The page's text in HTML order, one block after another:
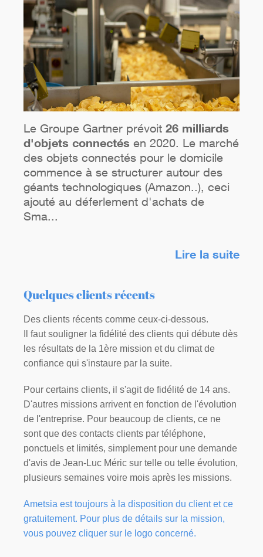
Le Groupe Gartner prévoit 26 milliards
d'objets connectés en 2020. Le marché
des objets connectés pour le domicile
commence à se structurer autour des
géants technologiques (Amazon..), ceci
ajouté au déferlement d'achats de
Sma...
Lire la suite
Quelques clients récents
Des clients récents comme ceux-ci-dessous.
Il faut souligner la fidélité des clients qui débute dès
les résultats de la 1ère mission et du climat de
confiance qui s'instaure par la suite.
Pour certains clients, il s'agit de fidélité de 14 ans.
D'autres missions arrivent en fonction de l'évolution
de l'entreprise. Pour beaucoup de clients, ce ne
sont que des contacts clients par téléphone,
ponctuels et limités, simplement pour une demande
d'avis de Jean-Luc Méric sur telle ou telle évolution,
plusieurs semaines voire mois après les missions.
Ametsia est toujours à la disposition du client et ce
gratuitement. Pour plus de détails sur la mission,
vous pouvez cliquer sur le logo concerné.